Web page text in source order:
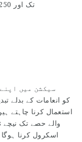
ساتھ 500 AUPKR تک اور 250 مفت کھیل شامل ہیں۔
اسکرول کرنا